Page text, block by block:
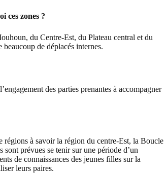
ces zones ?
du Centre-Est, du Plateau central et du
de déplacés internes.
des parties prenantes à accompagner
à savoir la région du centre-Est, la Boucle
prévues se tenir sur une période d’un
de connaissances des jeunes filles sur la
leurs paires.